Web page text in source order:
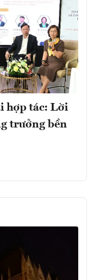
hợp tác: Lời
trưởng bền